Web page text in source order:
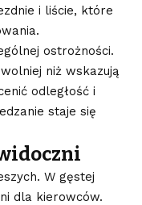
i liście, które
ostrożności.
niż wskazują
odległość i
staje się
W gęstej
dla kierowców.